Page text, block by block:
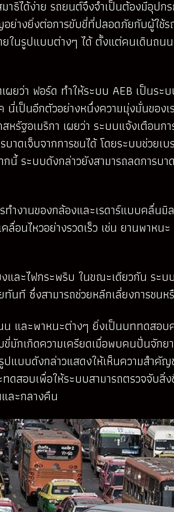
ธิได้ง่าย รถยนต์จึงจำเป็นต้องมีอุปก
ย่างยิ่งต่อการขับขี่ที่ปลอดภัยกับผู้ใช้
ในรูปแบบต่างๆ ได้ ตั้งแต่คนเดินถน
ยว่า ฟอร์ด ทำให้ระบบ AEB เป็นร
เป็นอีกตัวอย่างหนึ่งความมุ่งมั่นของ
ฐอเมริกา เผยว่า ระบบแจ้งเตือนก
าดเจ็บจากการชนได้ โดยระบบช่วย
ระบบดังกล่าวยังสามารถลดการบ
งานของกล้องและเรดาร์แบบคลื่นมิ
อนไหวอย่างรวดเร็ว เช่น ยานพาห
ะไฟกระพริบ ในขณะเดียวกัน ระบ
นที ซึ่งสามารถช่วยหลีกเลี่ยงการชน
และพาหนะต่างๆ ยิ่งเป็นบททดสอบ
มักเกิดความเครียดเมื่อพบคนปั่นจัก
บบดังกล่าวแสดงให้เห็นความสำคัญ
สอบเพื่อให้ระบบสามารถตรวจจับสิ่
ละกลางคืน